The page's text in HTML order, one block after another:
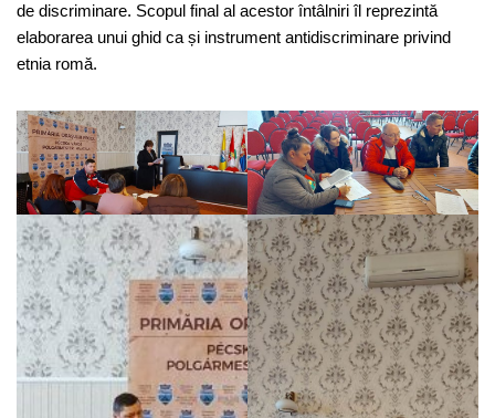
de discriminare. Scopul final al acestor întâlniri îl reprezintă
elaborarea unui ghid ca și instrument antidiscriminare privind
etnia romă.